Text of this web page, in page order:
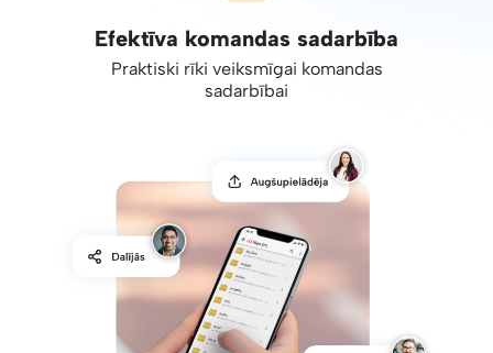
Efektīva komandas sadarbība
Praktiski rīki veiksmīgai komandas
sadarbībai